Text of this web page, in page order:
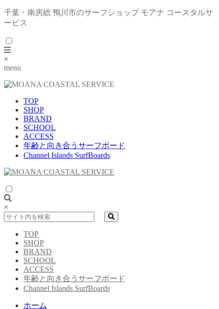
千葉・南房総 鴨川市のサーフショップ モアナ コースタルサ
ービス
×
menu
TOP
SHOP
BRAND
SCHOOL
ACCESS
年齢と向き合うサーフボード
Channel Islands SurfBoards
×
TOP
SHOP
BRAND
SCHOOL
ACCESS
年齢と向き合うサーフボード
Channel Islands SurfBoards
ホーム